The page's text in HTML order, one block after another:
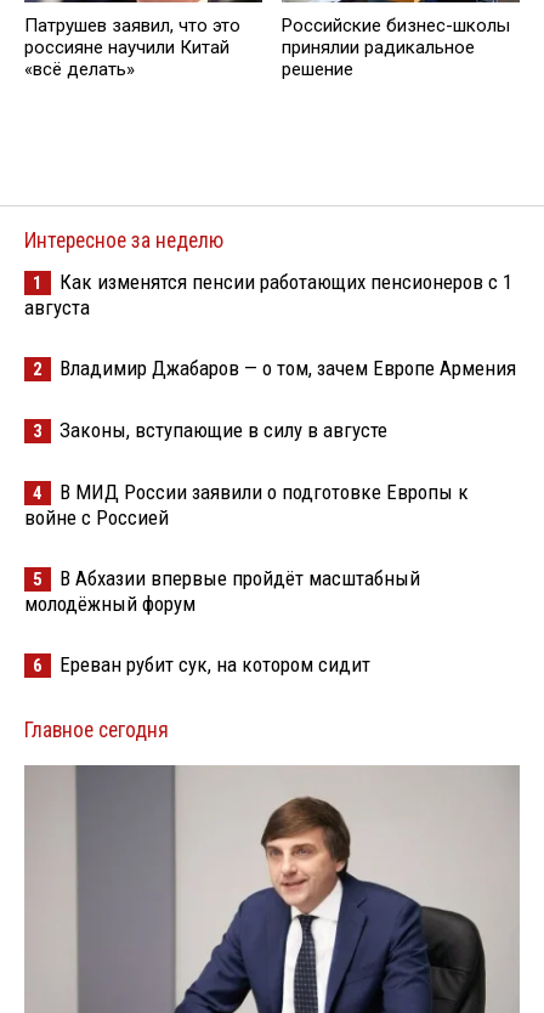
Патрушев заявил, что это
россияне научили Китай
«всё делать»
Российские бизнес-школы
принялии радикальное
решение
Интересное за неделю
1
Как изменятся пенсии работающих пенсионеров с 1
августа
2 Владимир Джабаров — о том, зачем Европе Армения
3 Законы, вступающие в силу в августе
4
В МИД России заявили о подготовке Европы к
войне с Россией
5
В Абхазии впервые пройдёт масштабный
молодёжный форум
6 Ереван рубит сук, на котором сидит
Главное сегодня